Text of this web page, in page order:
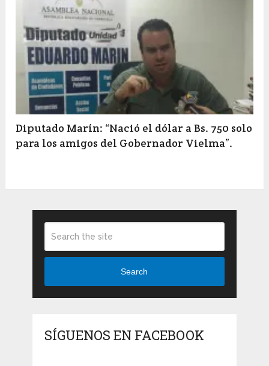
Diputado Marín: “Nació el dólar a Bs. 750 solo
para los amigos del Gobernador Vielma”.
Search
SÍGUENOS EN FACEBOOK